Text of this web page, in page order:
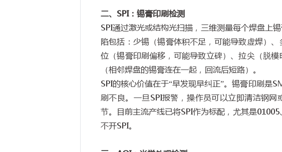
二、 SPI：锡膏印刷检测
SPI通过激光或结构光扫描，三维测量每个焊盘上
陷包括：少锡（锡膏体积不足，可能导致虚焊）
位（锡膏印刷偏移，可能导致立碑）、拉尖（脱
（相邻焊盘的锡膏连在一起，回流后短路）。
SPI的核心价值在于“早发现早纠正”。锡膏印刷是
刷不良。一旦SPI报警，操作员可以立即清洁钢网
节。目前主流产线已将SPI作为标配，尤其是01005、
不开SPI。